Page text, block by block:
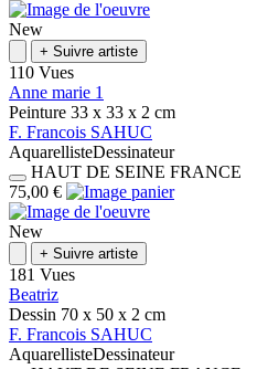
New
+ Suivre artiste
110 Vues
Anne marie 1
Peinture 33 x 33 x 2 cm
F. Francois SAHUC
AquarellisteDessinateur
HAUT DE SEINE FRANCE
75,00 €
New
+ Suivre artiste
181 Vues
Beatriz
Dessin 70 x 50 x 2 cm
F. Francois SAHUC
AquarellisteDessinateur